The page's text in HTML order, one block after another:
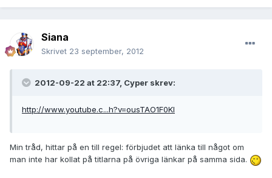
Siana
Skrivet 23 september, 2012
2012-09-22 at 22:37, Cyper skrev:
http://www.youtube.c...h?v=ousTAO1F0KI
Min tråd, hittar på en till regel: förbjudet att länka till något om
man inte har kollat på titlarna på övriga länkar på samma sida.